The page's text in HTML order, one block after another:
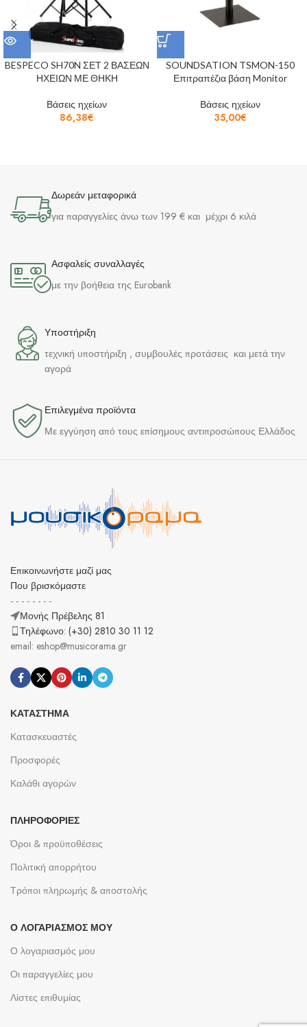
BESPECO SH70N ΣΕΤ 2 ΒΑΣΕΩΝ
ΗΧΕΙΩΝ ΜΕ ΘΗΚΗ
Βάσεις ηχείων
86,38€
SOUNDSATION TSMON-150
Επιτραπέζια βάση Monitor
Βάσεις ηχείων
35,00€
Δωρεάν μεταφορικά
για παραγγελίες άνω των 199 € και μέχρι 6 κιλά
Ασφαλείς συναλλαγές
με την βοήθεια της Eurobank
Υποστήριξη
τεχνική υποστήριξη , συμβουλές προτάσεις και μετά την
αγορά
Επιλεγμένα προϊόντα​
Με εγγύηση από τους επίσημους αντιπροσώπους Ελλάδος
Επικοινωνήστε μαζί μας
Που βρισκόμαστε
- - - - - - - -
Μονής Πρέβελης 81
Τηλέφωνο: (+30) 2810 30 11 12
email: eshop@musicorama.gr
ΚΑΤΆΣΤΗΜΑ
Κατασκευαστές
Προσφορές
Καλάθι αγορών
ΠΛΗΡΟΦΟΡΊΕΣ
Όροι & προϋποθέσεις
Πολιτική απορρήτου
Τρόποι πληρωμής & αποστολής
Ο ΛΟΓΑΡΙΑΣΜΌΣ ΜΟΥ
Ο λογαριασμός μου
Οι παραγγελίες μου
Λίστες επιθυμίας